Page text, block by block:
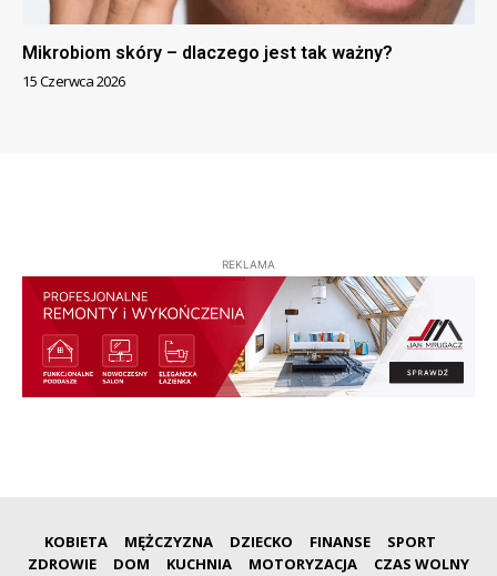
Mikrobiom skóry – dlaczego jest tak ważny?
15 Czerwca 2026
REKLAMA
KOBIETA MĘŻCZYZNA DZIECKO FINANSE
SPORT
ZDROWIE
DOM KUCHNIA MOTORYZACJA CZAS WOLNY